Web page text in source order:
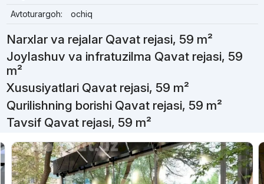
Avtoturargoh:
ochiq
Narxlar va rejalar Qavat rejasi, 59 m²
Joylashuv va infratuzilma Qavat rejasi, 59
m²
Xususiyatlari Qavat rejasi, 59 m²
Qurilishning borishi Qavat rejasi, 59 m²
Tavsif Qavat rejasi, 59 m²